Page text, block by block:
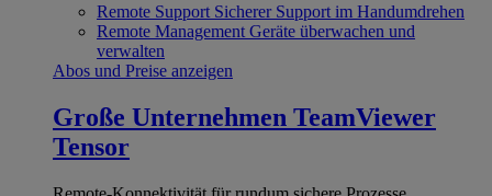
Remote Support Sicherer Support im Handumdrehen
Remote Management Geräte überwachen und
verwalten
Abos und Preise anzeigen
Große Unternehmen TeamViewer
Tensor